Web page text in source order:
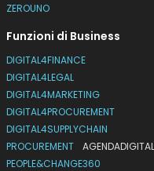
ZEROUNO
Funzioni di Business
DIGITAL4FINANCE
DIGITAL4LEGAL
DIGITAL4MARKETING
DIGITAL4PROCUREMENT
DIGITAL4SUPPLYCHAIN
PROCUREMENT
PEOPLE&CHANGE360